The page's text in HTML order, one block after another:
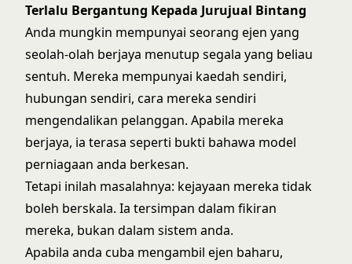
Terlalu Bergantung Kepada Jurujual Bintang
Anda mungkin mempunyai seorang ejen yang
seolah-olah berjaya menutup segala yang beliau
sentuh. Mereka mempunyai kaedah sendiri,
hubungan sendiri, cara mereka sendiri
mengendalikan pelanggan. Apabila mereka
berjaya, ia terasa seperti bukti bahawa model
perniagaan anda berkesan.
Tetapi inilah masalahnya: kejayaan mereka tidak
boleh berskala. Ia tersimpan dalam fikiran
mereka, bukan dalam sistem anda.
Apabila anda cuba mengambil ejen baharu,